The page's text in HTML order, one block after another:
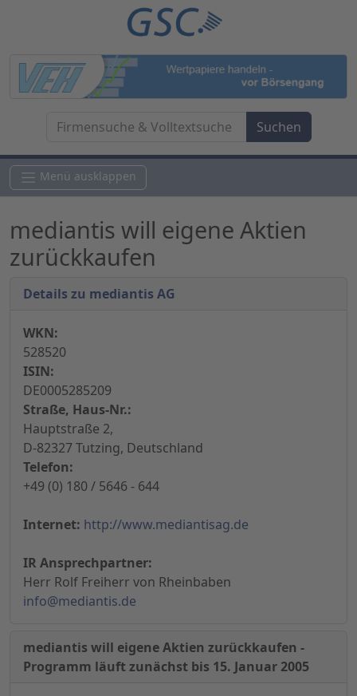
Menü ausklappen
mediantis will eigene Aktien
zurückkaufen
Details zu mediantis AG
WKN:
528520
ISIN:
DE0005285209
Straße, Haus-Nr.:
Hauptstraße 2,
D-82327 Tutzing, Deutschland
Telefon:
+49 (0) 180 / 5646 - 644
Internet: http://www.mediantisag.de
IR Ansprechpartner:
Herr Rolf Freiherr von Rheinbaben
info@mediantis.de
mediantis will eigene Aktien zurückkaufen -
Programm läuft zunächst bis 15. Januar 2005